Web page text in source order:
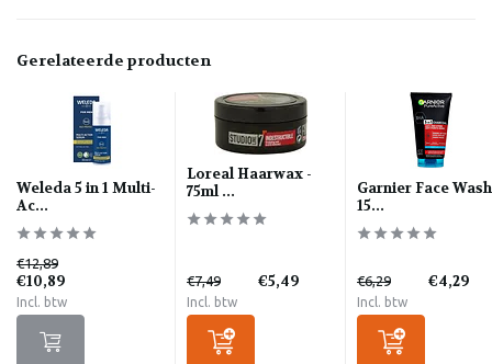
Gerelateerde producten
Weleda 5 in 1 Multi-
Ac...
€12,89
€10,89
Incl. btw
Loreal Haarwax -
75ml ...
€7,49 €5,49
Incl. btw
Garnier Face
15...
€6,29 €4,29
Incl. btw